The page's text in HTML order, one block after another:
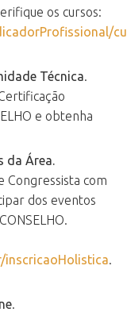
os cursos:
Técnica.
e obtenha
da Área.
Congressista com
dos eventos
inscricaoHolistica.
.